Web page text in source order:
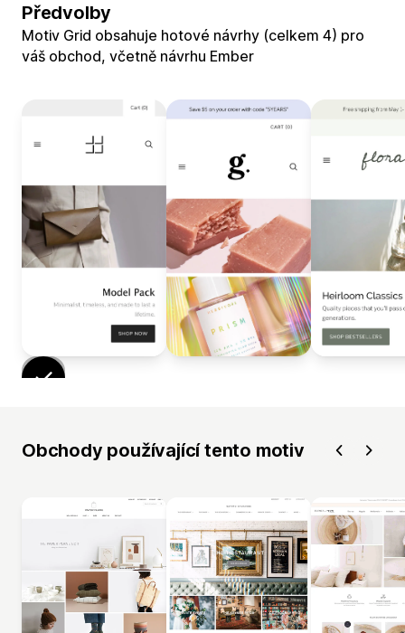
Předvolby
Motiv Grid obsahuje hotové návrhy (celkem 4) pro
váš obchod, včetně návrhu Ember
Obchody používající tento motiv